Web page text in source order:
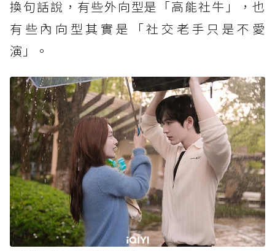
換句話說，有些外向型是「高能社牛」，也
有些內向型其實是「社交老手只是不愛
演」。